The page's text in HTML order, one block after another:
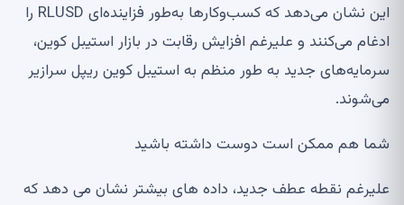
این نشان می‌دهد که کسب‌وکارها به‌طور فزاینده‌ای RLUSD را
ادغام می‌کنند و علیرغم افزایش رقابت در بازار استیبل کوین،
سرمایه‌های جدید به طور منظم به استیبل کوین ریپل سرازیر
می‌شوند.
شما هم ممکن است دوست داشته باشید
علیرغم نقطه عطف جدید، داده های بیشتر نشان می دهد که